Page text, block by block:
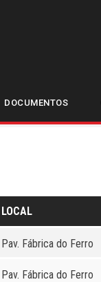
DOCUMENTOS
LOCAL
Pav. Fábrica do Ferro
Pav. Fábrica do Ferro